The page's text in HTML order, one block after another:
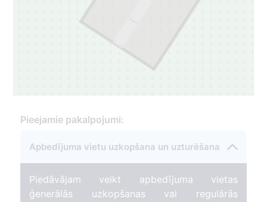
Pieejamie pakalpojumi:
Apbedījuma vietu uzkopšana un uzturēšana
Piedāvājam veikt apbedījuma vietas
ģenerālās uzkopšanas vai regulārās